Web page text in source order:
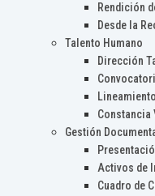
Rendición
Desde la
Talento Humano
Dirección
Constancia
Gestión
Activos de
Cuadro de